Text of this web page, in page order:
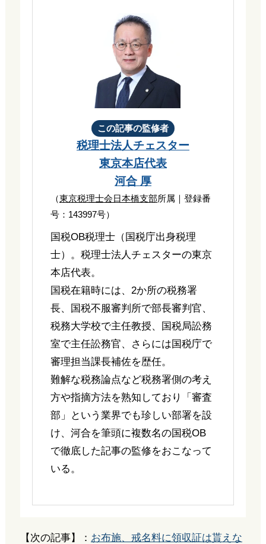
この記事の監修者
税理士法人チェスター
東京本店代表
河合 厚
（東京税理士会日本橋支部所属｜登録番
号：143997号）
国税OB税理士（国税庁出身税理
士）。税理士法人チェスターの東京
本店代表。
国税在籍時には、2か所の税務署
長、国税不服審判所で部長審判官、
税務大学校で主任教授、国税局訟務
室で主任訟務官、さらには国税庁で
審理担当課長補佐を歴任。
難解な税務論点など税務署側の考え
方や指摘方法を熟知しており「審査
部」という業界でも珍しい部署を設
け、河合を筆頭に複数名の国税OB
で徹底した記事の監修をおこなって
いる。
【次の記事】： お布施、戒名料に領収証は貰えな